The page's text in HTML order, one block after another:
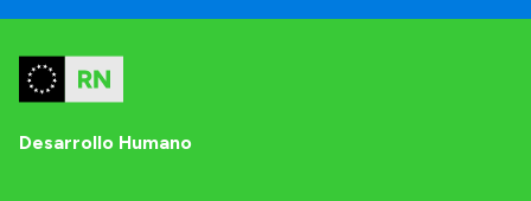
Desarrollo Humano